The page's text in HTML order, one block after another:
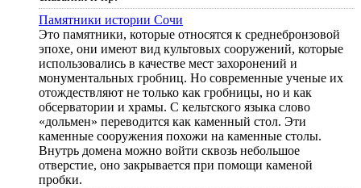
Памятники истории Сочи
Это памятники, которые относятся к среднебронзовой
эпохе, они имеют вид культовых сооружений, которые
использовались в качестве мест захоронений и
монументальных гробниц. Но современные ученые их
отождествляют не только как гробницы, но и как
обсерватории и храмы. С кельтского языка слово
«дольмен» переводится как каменный стол. Эти
каменные сооружения похожи на каменные столы.
Внутрь домена можно войти сквозь небольшое
отверстие, оно закрывается при помощи каменой
пробки.